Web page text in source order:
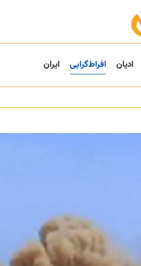
ادیان افراط‌گرایی ایران